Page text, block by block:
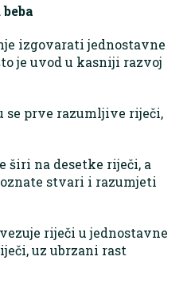
izgovarati jednostavne
je uvod u kasniji razvoj
se prve razumljive riječi,
širi na desetke riječi, a
stvari i razumjeti
riječi u jednostavne
uz ubrzani rast